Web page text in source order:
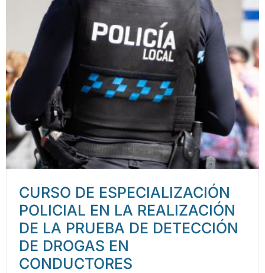
CURSO DE ESPECIALIZACIÓN
POLICIAL EN LA REALIZACIÓN
DE LA PRUEBA DE DETECCIÓN
DE DROGAS EN
CONDUCTORES